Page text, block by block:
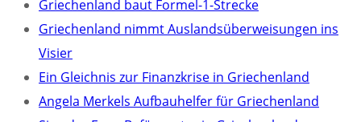
Griechenland baut Formel-1-Strecke
Griechenland nimmt Auslandsüberweisungen ins
Visier
Ein Gleichnis zur Finanzkrise in Griechenland
Angela Merkels Aufbauhelfer für Griechenland